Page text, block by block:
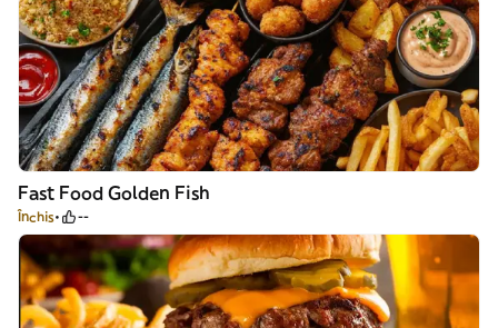
Fast Food Golden Fish
Închis --